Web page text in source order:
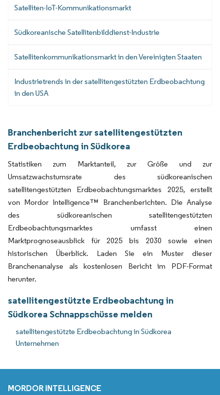
Satelliten-IoT-Kommunikationsmarkt
Südkoreanische Satellitenbilddienst-Industrie
Satellitenkommunikationsmarkt in den Vereinigten Staaten
Industrietrends in der satellitengestützten Erdbeobachtung
in den USA
Branchenbericht zur satellitengestützten
Erdbeobachtung in Südkorea
Statistiken zum Marktanteil, zur Größe und zur
Umsatzwachstumsrate des südkoreanischen
satellitengestützten Erdbeobachtungsmarktes 2025, erstellt
von Mordor Intelligence™ Branchenberichten. Die Analyse
des südkoreanischen satellitengestützten
Erdbeobachtungsmarktes umfasst einen
Marktprognoseausblick für 2025 bis 2030 sowie einen
historischen Überblick. Laden Sie ein Muster dieser
Branchenanalyse als kostenlosen Bericht im PDF-Format
herunter.
satellitengestützte Erdbeobachtung in
Südkorea Schnappschüsse melden
satellitengestützte Erdbeobachtung in Südkorea
Unternehmen
MORDOR INTELLIGENCE